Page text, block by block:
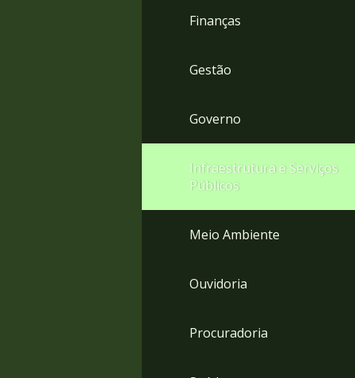
Finanças
Gestão
Governo
Infraestrutura e Serviços
Públicos
Meio Ambiente
Ouvidoria
Procuradoria